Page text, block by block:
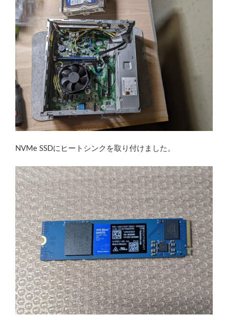
NVMe SSDにヒートシンクを取り付けました。